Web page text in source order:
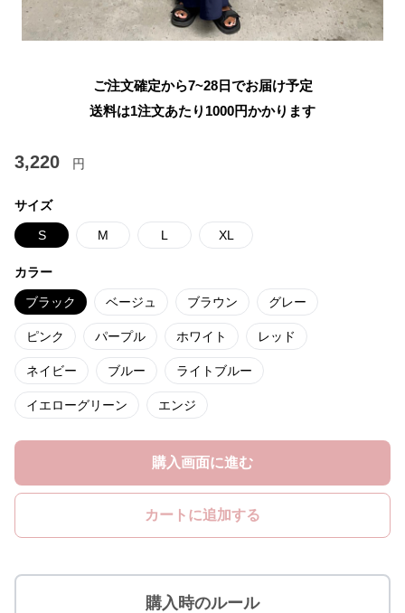
ご注文確定から7~28日でお届け予定
送料は1注文あたり 1000円かかります
3,220 円
サイズ
S M L XL
カラー
ブラック ベージュ ブラウン グレー
ピンク パープル ホワイト レッド
ネイビー ブルー ライトブルー
イエローグリーン エンジ
購入画面に進む
カートに追加する
購入時のルール